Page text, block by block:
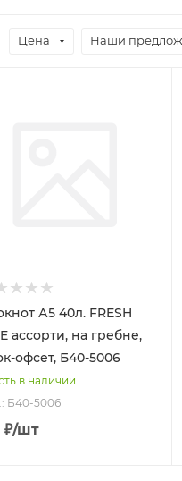
Цена Наши
А5 40л. FRESH
ассорти, на гребне,
офсет, Б40-5006
в наличии
Б40-5006
₽/шт